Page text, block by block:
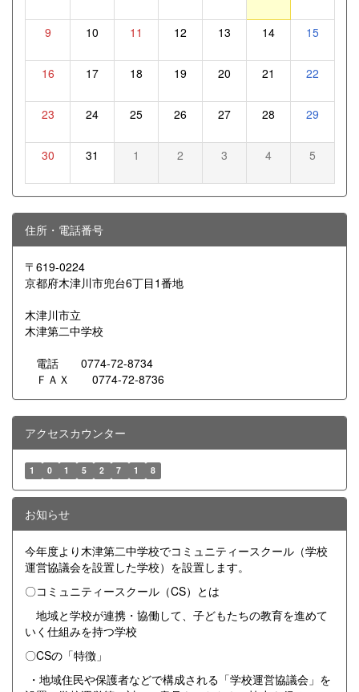
9 10 11 12 13 14 15
16 17 18 19 20 21 22
23 24 25 26 27 28 29
30 31 1 2 3 4 5
住所・電話番号
〒619-0224
京都府木津川市兜台6丁目1番地
木津川市立
木津第二中学校
電話 0774-72-8734
ＦＡＸ 0774-72-8736
アクセスカウンター
1 0 1 5 2 7 1 8
お知らせ
今年度より木津第二中学校でコミュニティースクール（学校
運営協議会を設置した学校）を設置します。
〇コミュニティースクール（CS）とは
地域と学校が連携・協働して、子どもたちの教育を進めて
いく仕組みを持つ学校
〇CSの「特徴」
・地域住民や保護者などで構成される「学校運営協議会」を